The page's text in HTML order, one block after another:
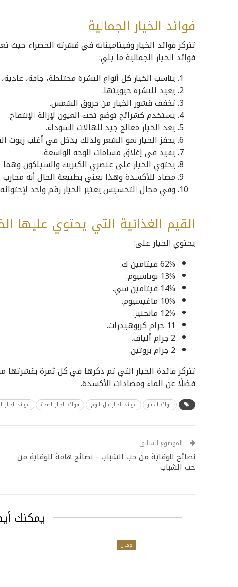
فوائد الخيار الجمالية
تتركز فوائد الخيار وفيتاميناته في قشرته الخضراء
فوائد الخيار الجمالية ما يلي:
يناسب الخيار كل أنواع البشرة مختلطة، جافة،
يعيد للبشرة حيويتها.
تخفف قشور الخيار من حروق الشمس.
يستخدم كشرائح توضع تحت العيون لإزالة الإنتفاخ.
يعد الخيار معالج جيد للهالات السوداء.
يحفز الخيار نمو الشعر ولذلك يدخل في أغلب زيوت
يفيد في إغلاق مسامات الوجه الواسعة.
يحتوي الخيار على عنصري الكبريت والسيلكون
مضاد للأكسدة وهذا يعني بطبيعة الحال أنه
وفي مجال التخسيس يعتبر الخيار رقم واحد
القيم الغذائية التي يحتوي عليها
يحتوي الخيار على:
62% فيتامين ك.
13% بوتاسيوم.
14% فيتامين سي.
10% ماغيسيوم.
12% مانجنيز.
11 جرام كربوهيدرات.
2 جرام ألياف.
2 جرام بروتين.
تتركز فائدة الخيار التي تم ذكرها في كل ثمرة بقشرتها
فضلًا عن الماء ومضادات الأكسدة.
فوائد الخيار فوائد الخيار قبل النوم فوائد الخيار للصحة فوائد الخيار
الموضوع السابق
نصائح للوقاية من حب الشباب – نصائح هامة للوقاية من
حب الشباب
يمكنك
جمال